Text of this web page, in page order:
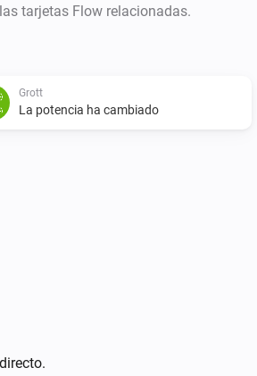
tarjetas Flow relacionadas.
Grott
La potencia ha cambiado